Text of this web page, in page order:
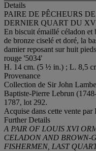
Details
PAIRE DE PÊCHEURS
DERNIER QUART DU
En biscuit émaillé céladon
de bronze ciselé et doré, la
damier reposant sur huit
rouge '5034'
H. 14 cm. (5 ½ in.) ; L. 8,5
Provenance
Collection de Sir John
Baptiste-Pierre Lebrun
1787, lot 292.
Acquise dans cette vente
Further Details
A PAIR OF LOUIS XVI
CELADON AND BROWN-
FISHERMEN, LAST